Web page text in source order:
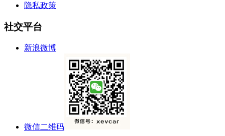
隐私政策
社交平台
新浪微博
微信二维码